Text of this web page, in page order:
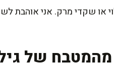
או שקדי מרק. אני אוהבת
מהמטבח של